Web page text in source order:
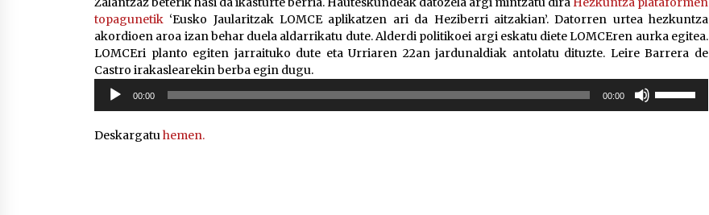
topagunetik ‘Eusko Jaularitzak LOMCE aplikatzen ari da Heziberri aitzakian’. Datorren urtea hezkuntza
akordioen aroa izan behar duela aldarrikatu dute. Alderdi politikoei argi eskatu diete LOMCEren aurka egitea.
LOMCEri planto egiten jarraituko dute eta Urriaren 22an jardunaldiak antolatu dituzte. Leire Barrera de
Castro irakaslearekin berba egin dugu.
Soinu
erreproduzigailua
00:00 00:00
Deskargatuhemen.